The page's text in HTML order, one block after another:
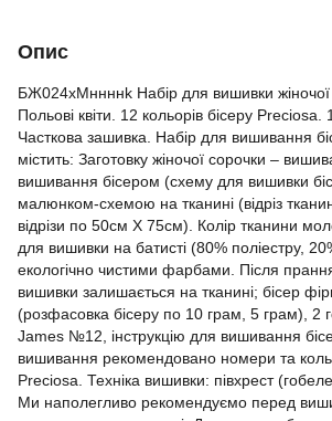
Опис
БЖ024хМннннk Набір для вишивки жіночої
Польові квіти. 12 кольорів бісеру Preciosa.
Часткова зашивка. Набір для вишивання
містить: Заготовку жіночої сорочки –
вишивання бісером (схему для вишивки
малюнком-схемою на тканині (відріз
відрізи по 50cм Х 75cм). Колір тканини
для вишивки на батисті (80% поліестру,
екологічно чистими фарбами. Після
вишивки залишається на тканині; бісер
(розфасовка бісеру по 10 грам, 5 грам), 2
James №12, інструкцію для вишивання
вишивання рекомендовано номери та
Preciosa. Техніка вишивки: півхрест
Ми наполегливо рекомендуємо перед